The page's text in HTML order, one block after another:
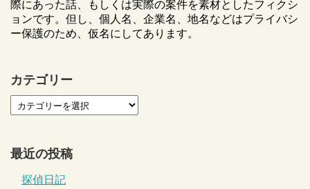
際にあった話、もしくは実際の案件を素材としたフィクシ
ョンです。但し、個人名、企業名、地名などはプライバシ
ー保護のため、仮名にしてあります。
カテゴリー
最近の投稿
探偵日記